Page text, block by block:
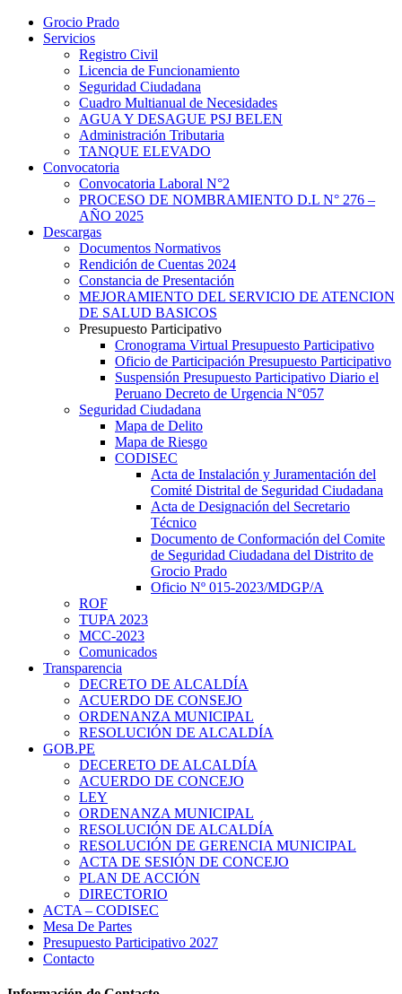
Grocio Prado
Servicios
Registro Civil
Licencia de Funcionamiento
Seguridad Ciudadana
Cuadro Multianual de Necesidades
AGUA Y DESAGUE PSJ BELEN
Administración Tributaria
TANQUE ELEVADO
Convocatoria
Convocatoria Laboral N°2
PROCESO DE NOMBRAMIENTO D.L N° 276 –
AÑO 2025
Descargas
Documentos Normativos
Rendición de Cuentas 2024
Constancia de Presentación
MEJORAMIENTO DEL SERVICIO DE ATENCION
DE SALUD BASICOS
Presupuesto Participativo
Cronograma Virtual Presupuesto Participativo
Oficio de Participación Presupuesto Participativo
Suspensión Presupuesto Participativo Diario el
Peruano Decreto de Urgencia N°057
Seguridad Ciudadana
Mapa de Delito
Mapa de Riesgo
CODISEC
Acta de Instalación y Juramentación del
Comité Distrital de Seguridad Ciudadana
Acta de Designación del Secretario
Técnico
Documento de Conformación del Comite
de Seguridad Ciudadana del Distrito de
Grocio Prado
Oficio Nº 015-2023/MDGP/A
ROF
TUPA 2023
MCC-2023
Comunicados
Transparencia
DECRETO DE ALCALDÍA
ACUERDO DE CONSEJO
ORDENANZA MUNICIPAL
RESOLUCIÓN DE ALCALDÍA
GOB.PE
DECERETO DE ALCALDÍA
ACUERDO DE CONCEJO
LEY
ORDENANZA MUNICIPAL
RESOLUCIÓN DE ALCALDÍA
RESOLUCIÓN DE GERENCIA MUNICIPAL
ACTA DE SESIÓN DE CONCEJO
PLAN DE ACCIÓN
DIRECTORIO
ACTA – CODISEC
Mesa De Partes
Presupuesto Participativo 2027
Contacto